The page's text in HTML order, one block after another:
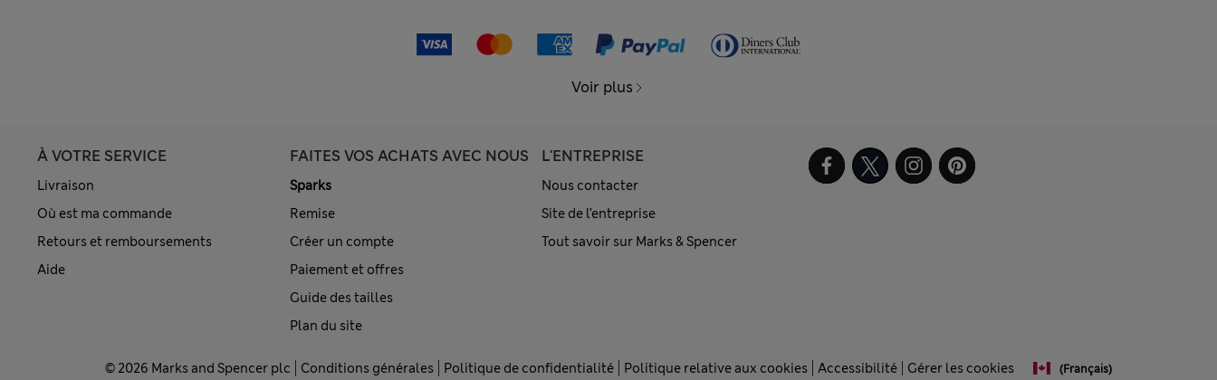
Voir plus
À VOTRE SERVICE
Livraison
Où est ma commande
Retours et remboursements
Aide
FAITES VOS ACHATS AVEC NOUS
Sparks
Remise
Créer un compte
Paiement et offres
Guide des tailles
Plan du site
L'ENTREPRISE
Nous contacter
Site de l’entreprise
Tout savoir sur Marks & Spencer
© 2026 Marks and Spencer plc Conditions générales Politique de confidentialité Politique relative aux cookies Accessibilité Gérer les cookies (français)